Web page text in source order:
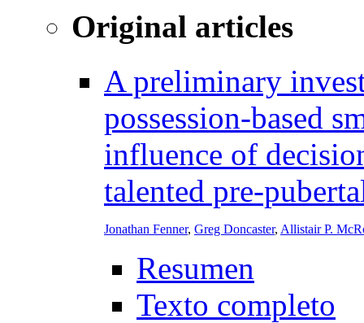
Original articles
A preliminary
possession-based
influence of
talented pre-
Jonathan Fenner, Greg Doncaster, Allistair P.
Resumen
Texto completo